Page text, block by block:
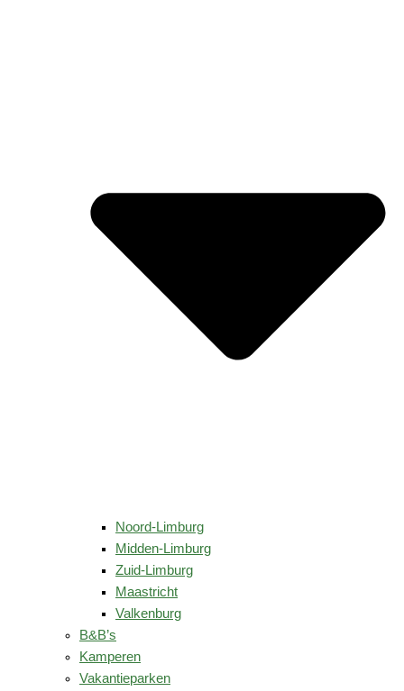
Noord-Limburg
Midden-Limburg
Zuid-Limburg
Maastricht
Valkenburg
B&B’s
Kamperen
Vakantieparken